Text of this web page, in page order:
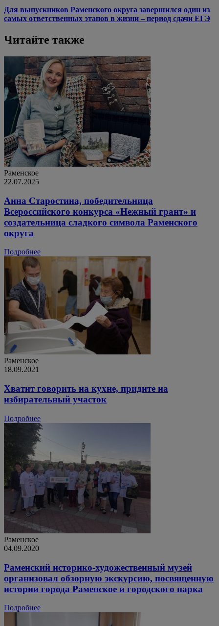
Для выпускников Раменского округа завершился один из
самых ответственных этапов в жизни – период сдачи ЕГЭ
Читайте также
Раменское
22.07.2025
Анна Старостина, победительница
Всероссийского конкурса «Нежный грант» и
создательница сладкого символа Раменского
округа
Подробнее
Раменское
18.09.2021
Хватит говорить на кухне, придите на
избирательный участок
Подробнее
Раменское
04.09.2020
Раменский историко-художественный музей
организовал обзорную экскурсию, посвященную
истории города Раменское и городского парка
Подробнее